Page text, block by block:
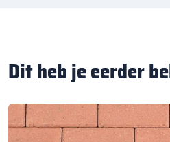
Dit heb je eerder